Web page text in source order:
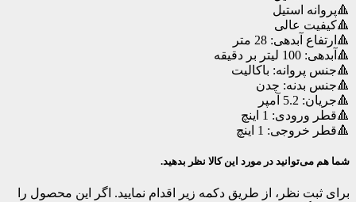
🔺پروانه استیل
🔺کیفیت عالی
🔺ارتفاع آبدهی: 28 متر
🔺آبدهی: 100 لیتر بر دقیقه
🔺جنس پروانه: باکالیت
🔺جنس بدنه: چدن
🔺جریان: 5.2 آمپر
🔺قطر ورودی: 1 اینچ
🔺قطر خروجی: 1 اینچ
شما هم می‌توانید در مورد این کالا نظر بدهید.
برای ثبت نظر، از طریق دکمه زیر اقدام نمایید. اگر این محصول را